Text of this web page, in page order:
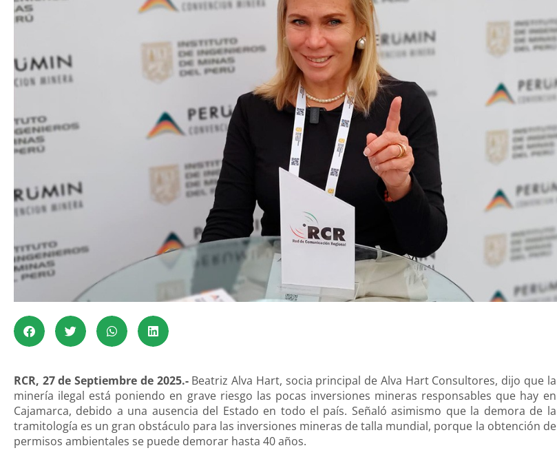
RCR, 27 de Septiembre de 2025.-Beatriz Alva Hart, socia principal de Alva Hart Consultores, dijo que la
minería ilegal está poniendo en grave riesgo las pocas inversiones mineras responsables que hay en
Cajamarca, debido a una ausencia del Estado en todo el país. Señaló asimismo que la demora de la
tramitología es un gran obstáculo para las inversiones mineras de talla mundial, porque la obtención de
permisos ambientales se puede demorar hasta 40 años.